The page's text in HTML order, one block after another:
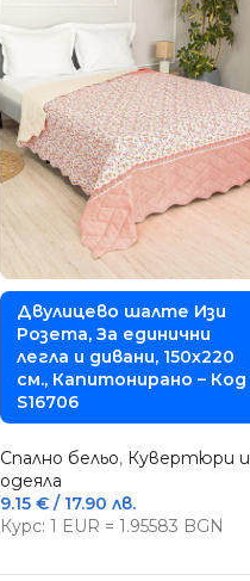
Двулицево шалте Изи
Розета, За единични
легла и дивани, 150х220
см., Капитонирано – Код
S16706
Спално бельо, Кувертюри и
одеяла
9.15 € / 17.90 лв.
Курс: 1 EUR = 1.95583 BGN